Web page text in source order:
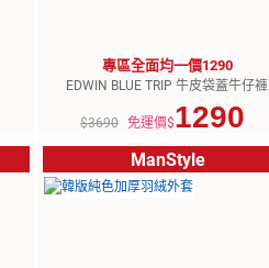
專區全面均一價1290
EDWIN BLUE TRIP 牛皮袋蓋牛仔褲
$3690 免運價$1290
ManStyle